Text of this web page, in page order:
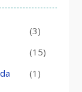
(3)
(15)
(1)